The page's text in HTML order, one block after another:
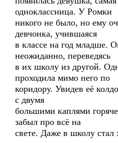
одноклассница. У Ромки
никого не было, но ему
девчонка, учившаяся
в классе на год младше.
неожиданно, переведясь
в их школу из другой.
проходила мимо него по
коридору. Увидев её
с двумя
большими каплями
забыл про всё на
свете. Даже в школу стал